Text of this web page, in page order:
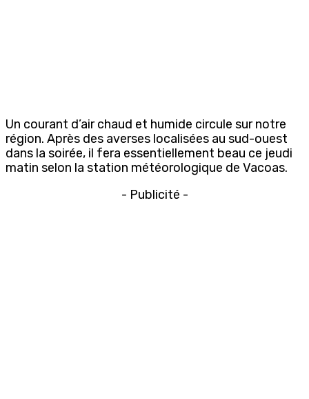
Un courant d’air chaud et humide circule sur notre
région. Après des averses localisées au sud-ouest
dans la soirée, il fera essentiellement beau ce jeudi
matin selon la station météorologique de Vacoas.
- Publicité -